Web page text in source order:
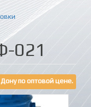
021
по оптовой цене.